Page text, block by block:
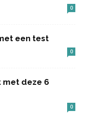
0
een test
0
met deze 6
0